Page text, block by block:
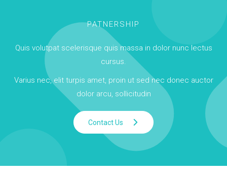
PATNERSHIP
Quis volutpat scelerisque quis massa in dolor nunc lectus
cursus.
Varius nec, elit turpis amet, proin ut sed nec donec auctor
dolor arcu, sollicitudin
Contact Us